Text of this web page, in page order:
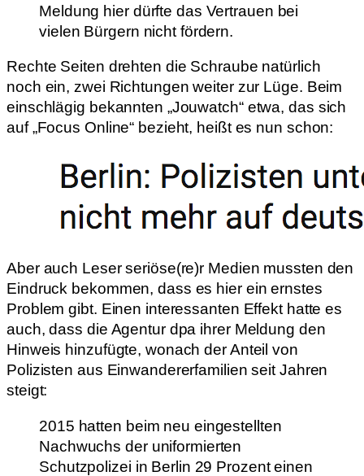
Meldung hier dürfte das Vertrauen bei
vielen Bürgern nicht fördern.
Rechte Seiten drehten die Schraube natürlich
noch ein, zwei Richtungen weiter zur Lüge. Beim
einschlägig bekannten „Jouwatch“ etwa, das sich
auf „Focus Online“ bezieht, heißt es nun schon:
Aber auch Leser seriöse(re)r Medien mussten den
Eindruck bekommen, dass es hier ein ernstes
Problem gibt. Einen interessanten Effekt hatte es
auch, dass die Agentur dpa ihrer Meldung den
Hinweis hinzufügte, wonach der Anteil von
Polizisten aus Einwandererfamilien seit Jahren
steigt:
2015 hatten beim neu eingestellten
Nachwuchs der uniformierten
Schutzpolizei in Berlin 29 Prozent einen